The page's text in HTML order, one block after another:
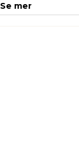
Se mer